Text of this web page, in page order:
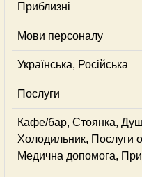
Приблизні
Мови персоналу
Українська, Російська
Послуги
Кафе/бар, Стоянка,
Холодильник, Послуги
Медична допомога,